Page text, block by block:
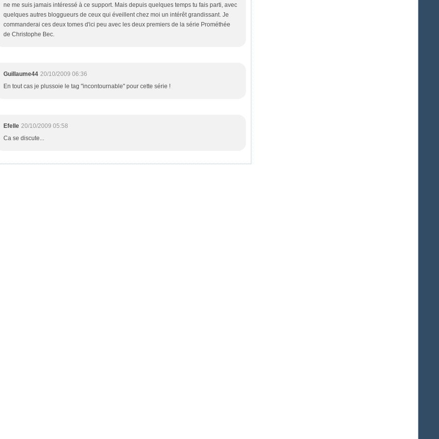
ne me suis jamais intéressé à ce support. Mais depuis quelques temps tu fais parti, avec
quelques autres bloggueurs de ceux qui éveillent chez moi un intérêt grandissant. Je
commanderai ces deux tomes d'ici peu avec les deux premiers de la série Prométhée
de Christophe Bec.
Guillaume44 20/10/2009 06:36
En tout cas je plussoie le tag "incontournable" pour cette série !
Efelle 20/10/2009 05:58
Ca se discute...